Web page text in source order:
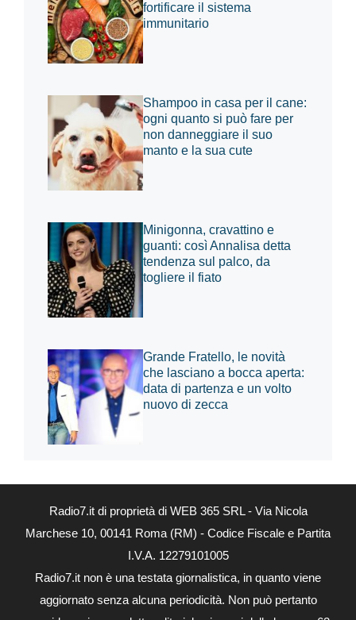
fortificare il sistema
immunitario
Shampoo in casa per il cane:
ogni quanto si può fare per
non danneggiare il suo
manto e la sua cute
Minigonna, cravattino e
guanti: così Annalisa detta
tendenza sul palco, da
togliere il fiato
Grande Fratello, le novità
che lasciano a bocca aperta:
data di partenza e un volto
nuovo di zecca
Radio7.it di proprietà di WEB 365 SRL - Via Nicola
Marchese 10, 00141 Roma (RM) - Codice Fiscale e Partita
I.V.A. 12279101005
Radio7.it non è una testata giornalistica, in quanto viene
aggiornato senza alcuna periodicità. Non può pertanto